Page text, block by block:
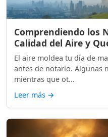
Comprendiendo los
Calidad del Aire y
El aire moldea tu día de
antes de notarlo. Algunas
mientras que ot...
Leer más →